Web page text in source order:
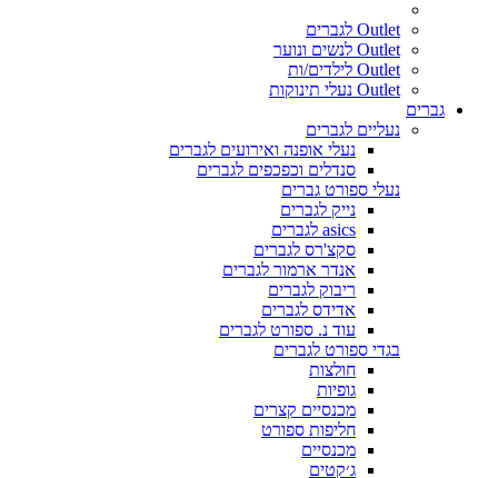
Outlet לגברים
Outlet לנשים ונוער
Outlet לילדים/ות
Outlet נעלי תינוקות
גברים
נעליים לגברים
נעלי אופנה ואירועים לגברים
סנדלים וכפכפים לגברים
נעלי ספורט גברים
נייק לגברים
asics לגברים
סקצ'רס לגברים
אנדר ארמור לגברים
ריבוק לגברים
אדידס לגברים
עוד נ. ספורט לגברים
בגדי ספורט לגברים
חולצות
גופיות
מכנסיים קצרים
חליפות ספורט
מכנסיים
ג׳קטים